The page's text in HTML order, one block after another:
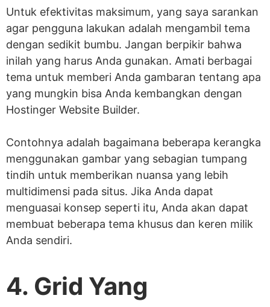
Untuk efektivitas maksimum, yang saya sarankan
agar pengguna lakukan adalah mengambil tema
dengan sedikit bumbu. Jangan berpikir bahwa
inilah yang harus Anda gunakan. Amati berbagai
tema untuk memberi Anda gambaran tentang apa
yang mungkin bisa Anda kembangkan dengan
Hostinger Website Builder.
Contohnya adalah bagaimana beberapa kerangka
menggunakan gambar yang sebagian tumpang
tindih untuk memberikan nuansa yang lebih
multidimensi pada situs. Jika Anda dapat
menguasai konsep seperti itu, Anda akan dapat
membuat beberapa tema khusus dan keren milik
Anda sendiri.
4. Grid Yang